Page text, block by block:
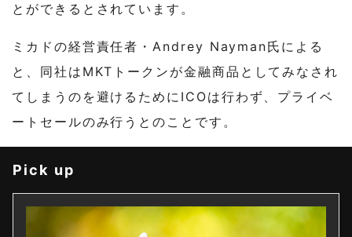
とができるとされています。
ミカドの経営責任者・Andrey Nayman氏による
と、同社はMKTトークンが金融商品としてみなされ
てしまうのを避けるためにICOは行わず、プライベ
ートセールのみ行うとのことです。
Pick up